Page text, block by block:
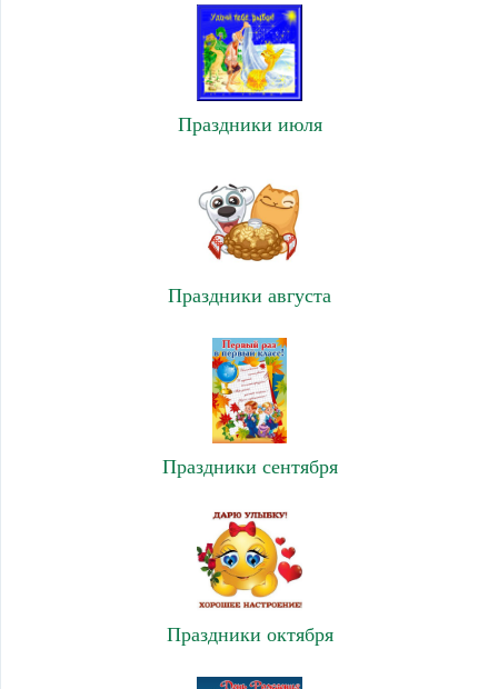
Праздники июля
Праздники августа
Праздники сентября
Праздники октября